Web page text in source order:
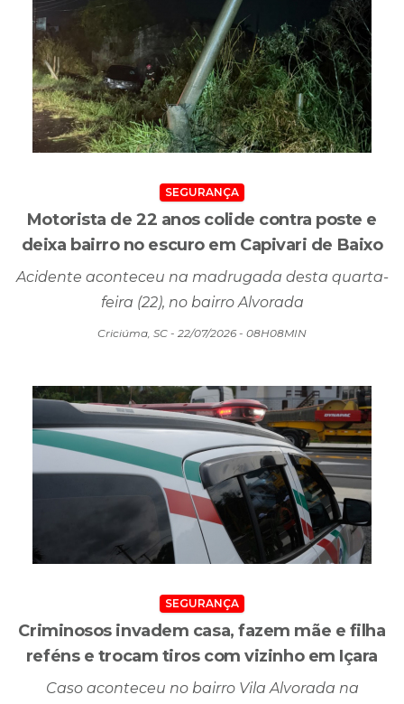
SEGURANÇA
Motorista de 22 anos colide contra poste e
deixa bairro no escuro em Capivari de Baixo
Acidente aconteceu na madrugada desta quarta-
feira (22), no bairro Alvorada
Criciúma, SC - 22/07/2026 - 08H08MIN
SEGURANÇA
Criminosos invadem casa, fazem mãe e filha
reféns e trocam tiros com vizinho em Içara
Caso aconteceu no bairro Vila Alvorada na